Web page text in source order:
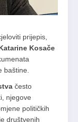
prijepis,
Kosače
baštine.
često
njegove
političkih
društvenih